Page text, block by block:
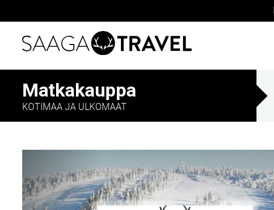
suoraan
sisältöön
Matkakauppa
KOTIMAA JA ULKOMAAT